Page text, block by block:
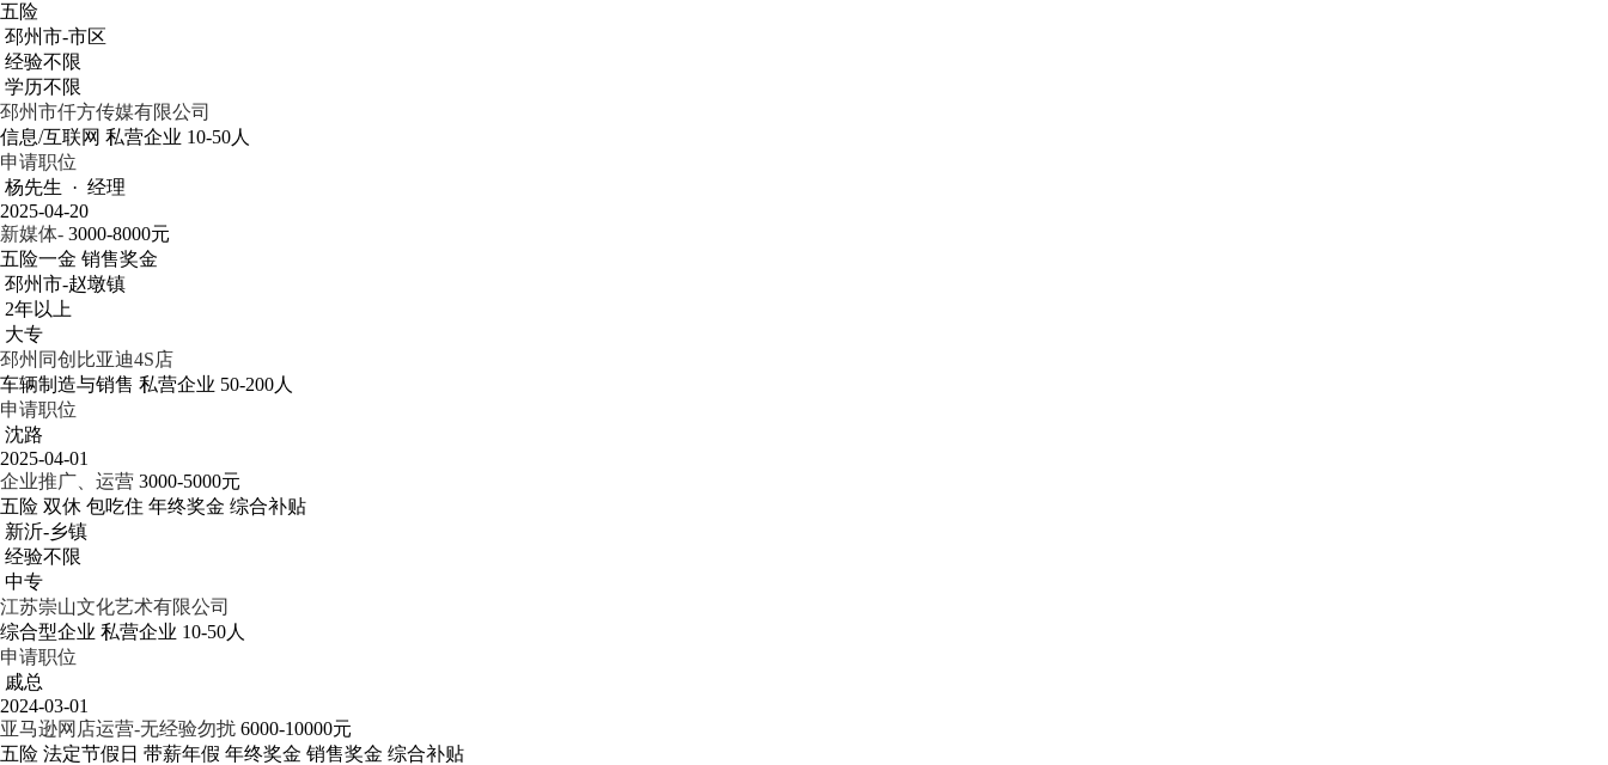
五险
邳州市-市区
经验不限
学历不限
邳州市仟方传媒有限公司
信息/互联网 私营企业 10-50人
申请职位
杨先生 · 经理
2025-04-20
新媒体- 3000-8000元
五险一金 销售奖金
邳州市-赵墩镇
2年以上
大专
邳州同创比亚迪4S店
车辆制造与销售 私营企业 50-200人
申请职位
沈路
2025-04-01
企业推广、运营 3000-5000元
五险 双休 包吃住 年终奖金 综合补贴
新沂-乡镇
经验不限
中专
江苏崇山文化艺术有限公司
综合型企业 私营企业 10-50人
申请职位
戚总
2024-03-01
亚马逊网店运营-无经验勿扰 6000-10000元
五险 法定节假日 带薪年假 年终奖金 销售奖金 综合补贴